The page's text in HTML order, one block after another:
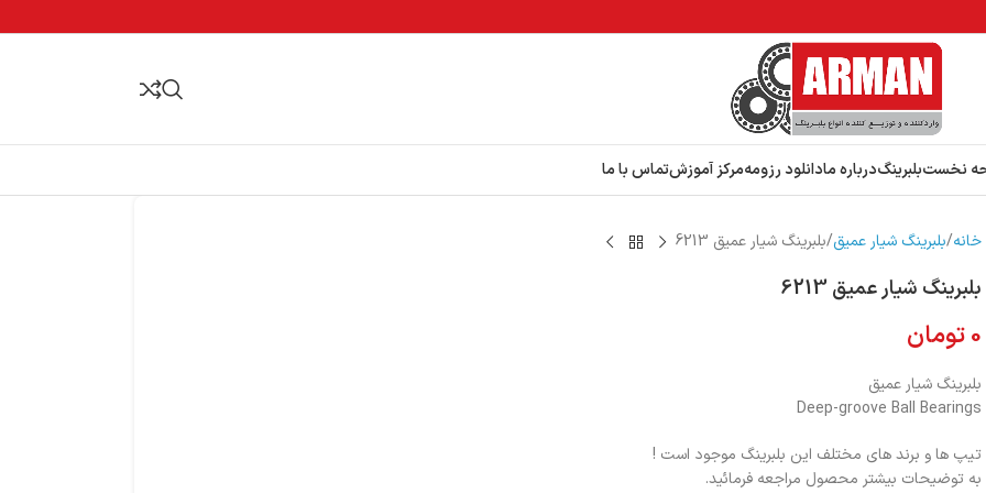
نخستبلبرینگدرباره مادانلود رزومهمرکز آموزشتماس با ما
خانه بلبرینگ شیار عمیق بلبرینگ شیار عمیق 6213
بلبرینگ شیار عمیق 6213
0تومان
بلبرینگ شیار عمیق
Deep-groove Ball Bearings
تیپ ها و برند های مختلف این بلبرینگ موجود است !
به توضیحات بیشتر محصول مراجعه فرمائید.